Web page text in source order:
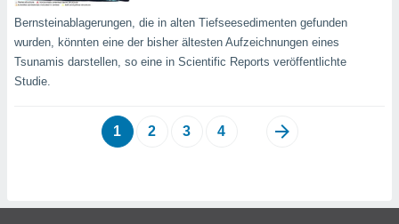
Bernsteinablagerungen, die in alten Tiefseesedimenten gefunden
wurden, könnten eine der bisher ältesten Aufzeichnungen eines
Tsunamis darstellen, so eine in Scientific Reports veröffentlichte
Studie.
1 2 3 4